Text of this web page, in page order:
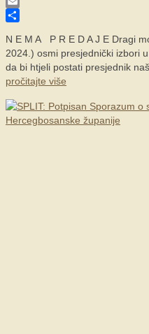
Email
N E M A P R E D A J E Dragi
2024.) osmi presjednički izbori
da bi htjeli postati presjednik
pročitajte više